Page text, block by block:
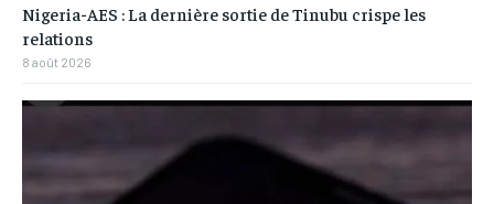
Nigeria-AES : La dernière sortie de Tinubu crispe les
relations
8 août 2026